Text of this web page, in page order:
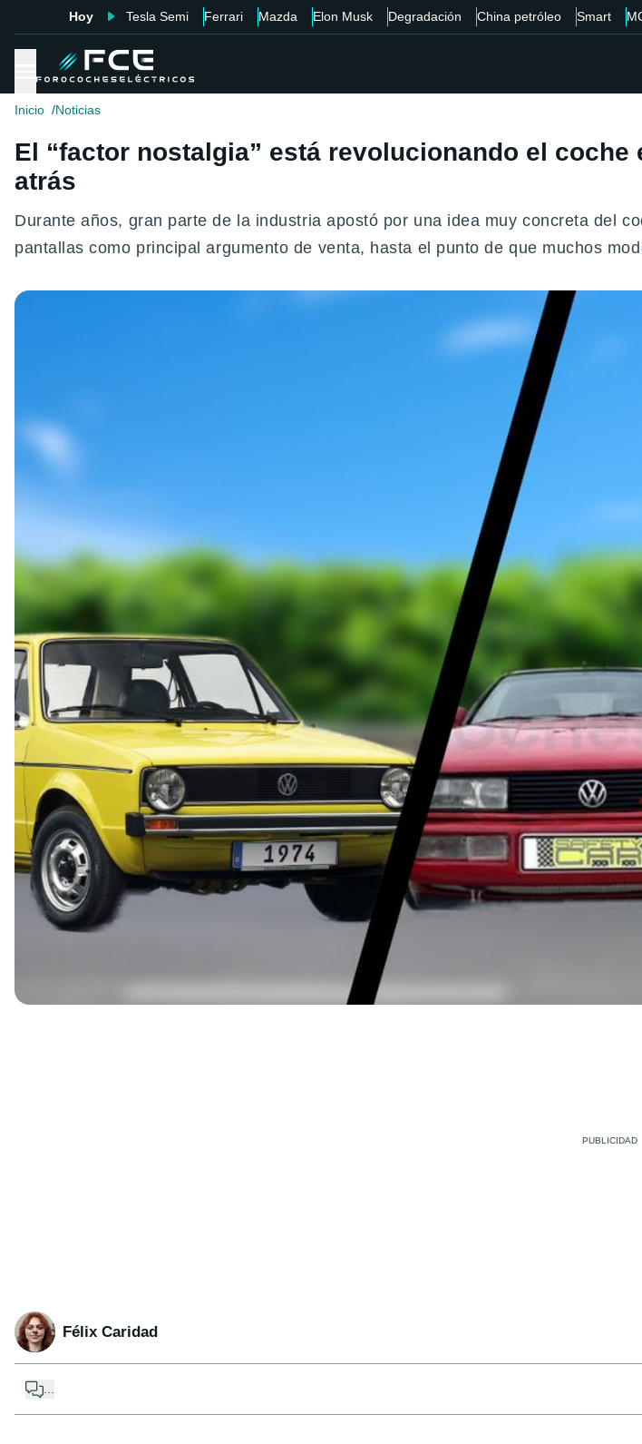
Hoy Tesla Semi Ferrari Mazda Elon Musk Degradación China petróleo Smart
Inicio Noticias
El “factor nostalgia” está revolucionando el
atrás
Durante años, gran parte de la industria apostó por una idea muy concreta del
pantallas como principal argumento de venta, hasta el punto de que muchos
Félix Caridad
...